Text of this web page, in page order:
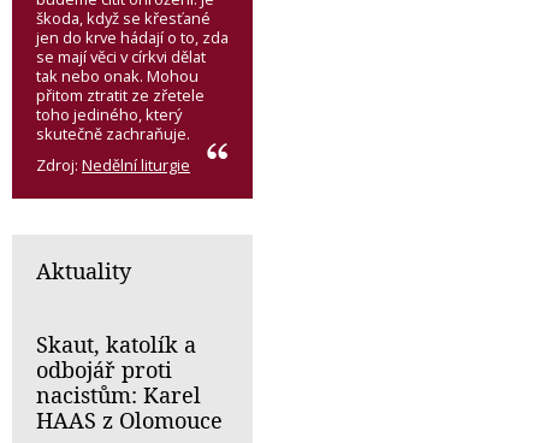
škoda, když se křesťané
jen do krve hádají o to, zda
se mají věci v církvi dělat
tak nebo onak. Mohou
přitom ztratit ze zřetele
toho jediného, který
skutečně zachraňuje.
Zdroj: Nedělní liturgie
Aktuality
Skaut, katolík a
odbojář proti
nacistům: Karel
HAAS z Olomouce